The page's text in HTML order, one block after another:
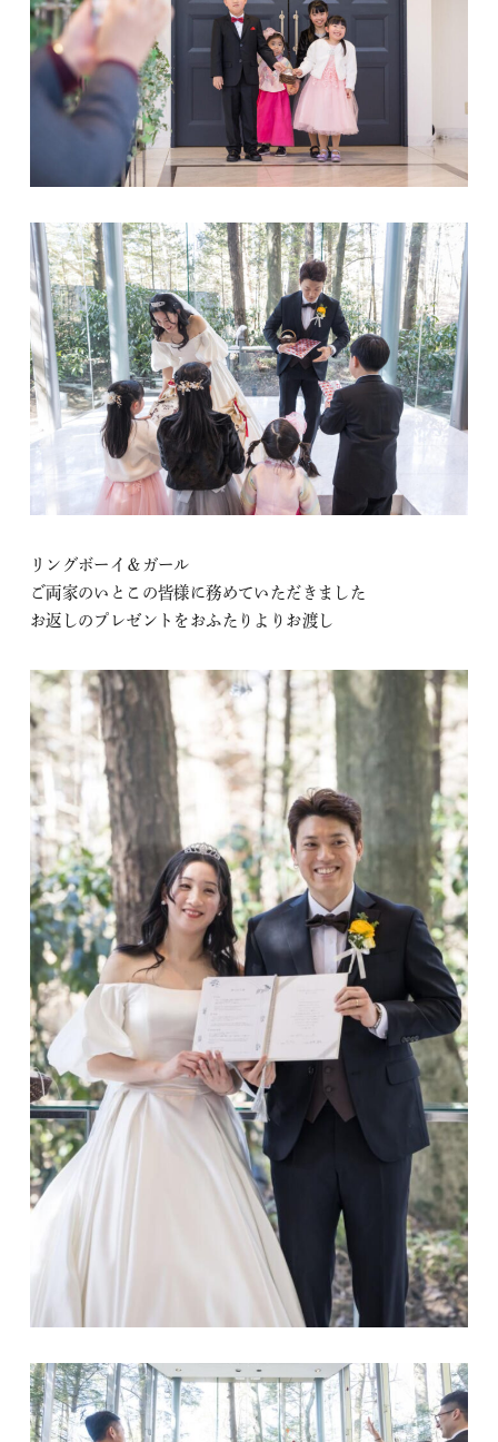
リングボーイ＆ガール
ご両家のいとこの皆様に務めていただきました
お返しのプレゼントをおふたりよりお渡し